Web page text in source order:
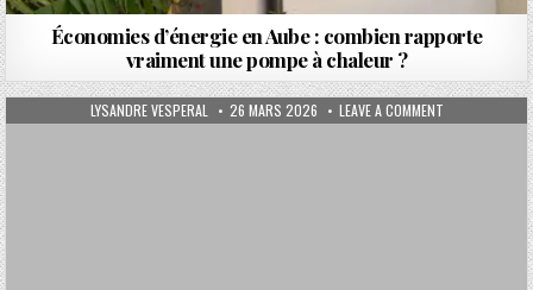
Économies d’énergie en Aube : combien rapporte
vraiment une pompe à chaleur ?
AUTHOR:
LYSANDRE VESPERAL PUBLISHED DATE:
26 MARS 2026 LEAVE A COMMENTON QUELS